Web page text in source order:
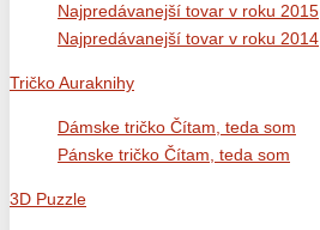
Najpredávanejší tovar v roku 2015
Najpredávanejší tovar v roku 2014
Tričko Auraknihy
Dámske tričko Čítam, teda som
Pánske tričko Čítam, teda som
3D Puzzle